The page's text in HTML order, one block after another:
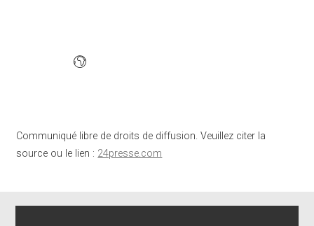
Communiqué libre de droits de diffusion. Veuillez citer la
source ou le lien : 24presse.com